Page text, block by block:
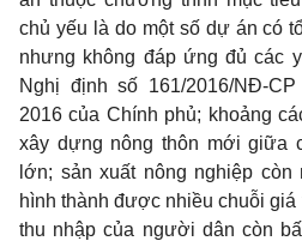
chủ yếu là do một số dự án có
nhưng không đáp ứng đủ các
Nghị định số 161/2016/NĐ-
2016 của Chính phủ; khoảng
xây dựng nông thôn mới giữa
lớn; sản xuất nông nghiệp
hình thành được nhiều chuỗi
thu nhập của người dân còn